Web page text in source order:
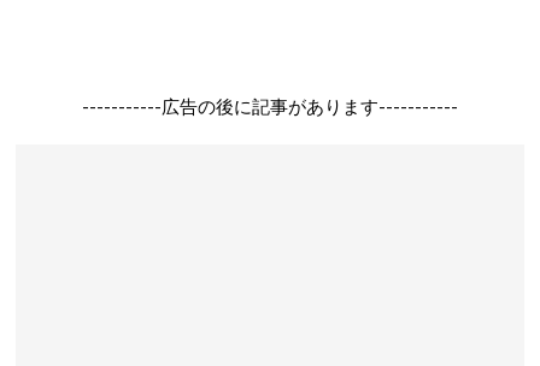
-----------広告の後に記事があります-----------